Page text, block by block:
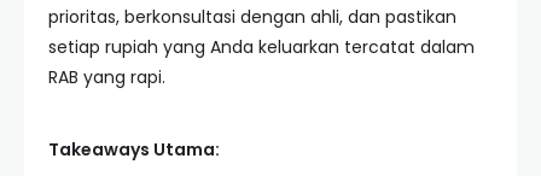
prioritas, berkonsultasi dengan ahli, dan pastikan
setiap rupiah yang Anda keluarkan tercatat dalam
RAB yang rapi.
Takeaways Utama: